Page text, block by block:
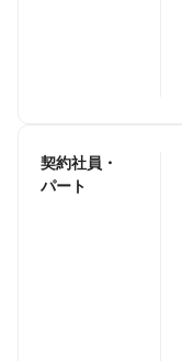
契約社員・
パート